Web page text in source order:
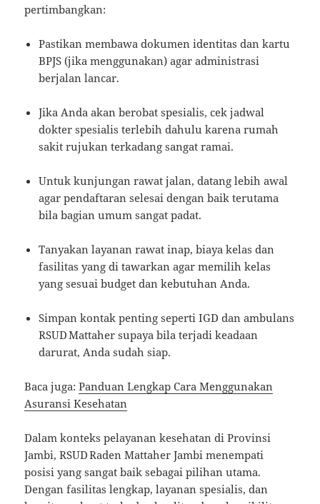
pertimbangkan:
Pastikan membawa dokumen identitas dan kartu
BPJS (jika menggunakan) agar administrasi
berjalan lancar.
Jika Anda akan berobat spesialis, cek jadwal
dokter spesialis terlebih dahulu karena rumah
sakit rujukan terkadang sangat ramai.
Untuk kunjungan rawat jalan, datang lebih awal
agar pendaftaran selesai dengan baik terutama
bila bagian umum sangat padat.
Tanyakan layanan rawat inap, biaya kelas dan
fasilitas yang di tawarkan agar memilih kelas
yang sesuai budget dan kebutuhan Anda.
Simpan kontak penting seperti IGD dan ambulans
RSUD Mattaher supaya bila terjadi keadaan
darurat, Anda sudah siap.
Baca juga:Panduan Lengkap Cara Menggunakan
Asuransi Kesehatan
Dalam konteks pelayanan kesehatan di Provinsi
Jambi, RSUD Raden Mattaher Jambi menempati
posisi yang sangat baik sebagai pilihan utama.
Dengan fasilitas lengkap, layanan spesialis, dan